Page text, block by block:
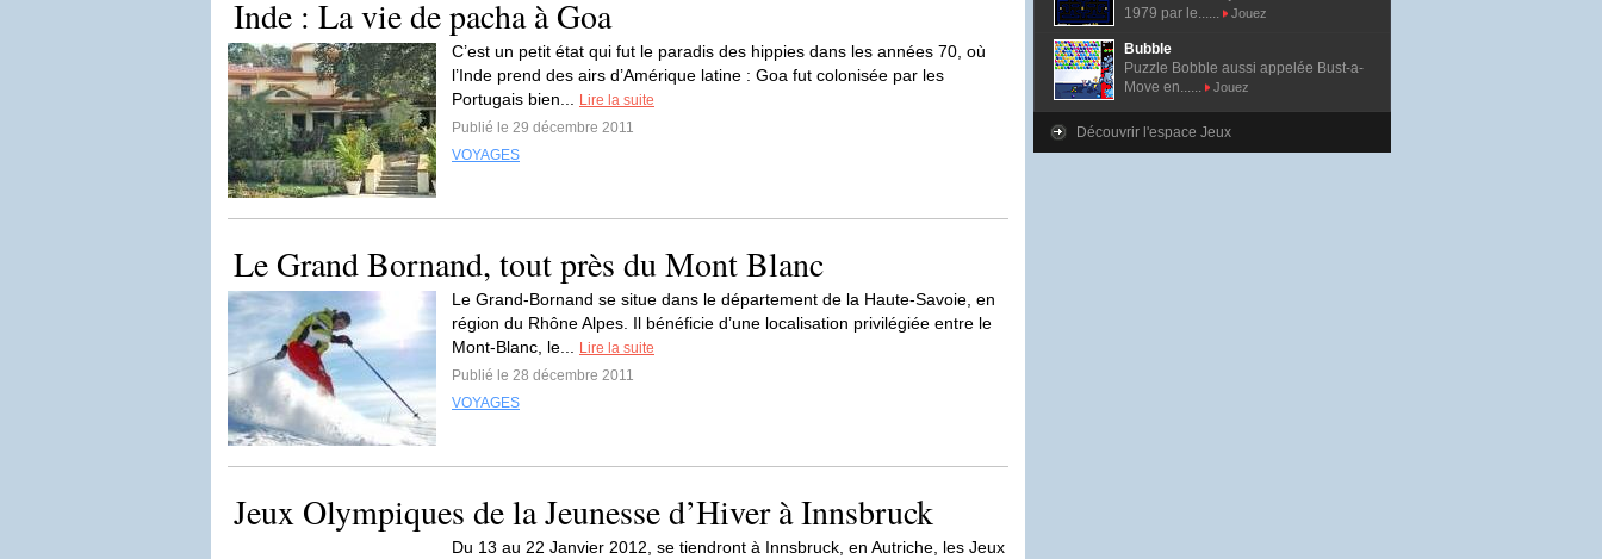
Inde : La vie de pacha à Goa
C’est un petit état qui fut le paradis des hippies dans les années 70, où
l’Inde prend des airs d’Amérique latine : Goa fut colonisée par les
Portugais bien...
Lire la suite
Publié le 29 décembre 2011
VOYAGES
Le Grand Bornand, tout près du Mont Blanc
Le Grand-Bornand se situe dans le département de la Haute-Savoie, en
région du Rhône Alpes. Il bénéficie d’une localisation privilégiée entre le
Mont-Blanc, le...
Lire la suite
Publié le 28 décembre 2011
VOYAGES
Jeux Olympiques de la Jeunesse d’Hiver à Innsbruck
Du 13 au 22 Janvier 2012, se tiendront à Innsbruck, en Autriche, les Jeux
1979 par le......
Jouez
Bubble
Puzzle Bobble aussi appelée Bust-a-
Move en......
Jouez
Découvrir l'espace Jeux